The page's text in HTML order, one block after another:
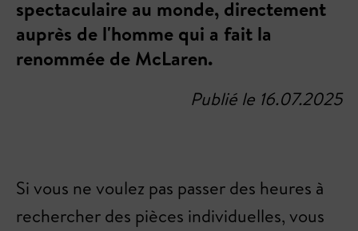
spectaculaire au monde, directement
auprès de l'homme qui a fait la
renommée de McLaren.
Publié le 16.07.2025
Si vous ne voulez pas passer des heures à
rechercher des pièces individuelles, vous